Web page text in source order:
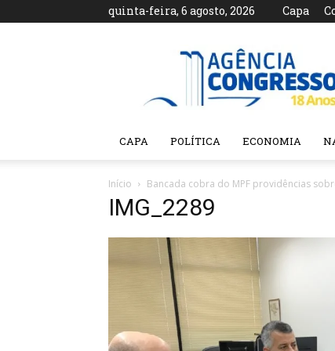
quinta-feira, 6 agosto, 2026 Capa
Agência
CAPA POLÍTICA ECONOMIA
Início Bancada cobra do MPF providências
IMG_2289